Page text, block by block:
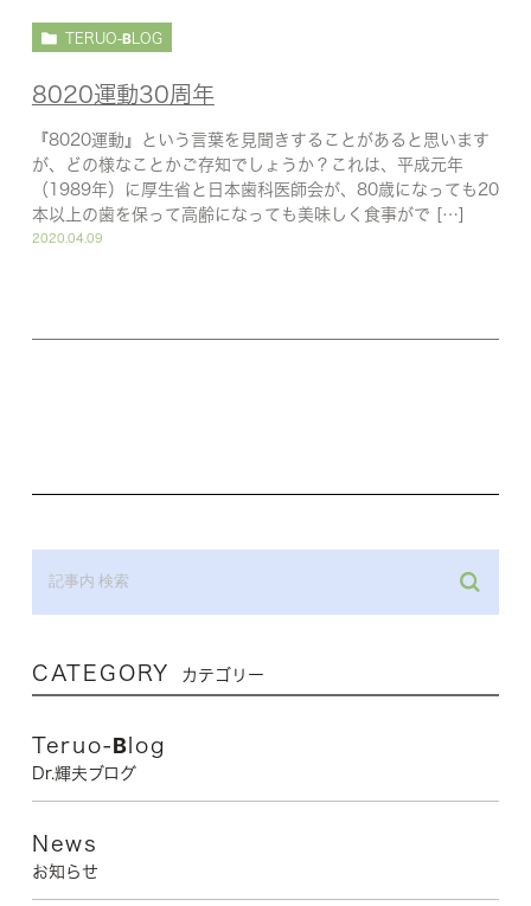
TERUO-BLOG
8020運動30周年
『8020運動』という言葉を見聞きすることがあると思います
が、どの様なことかご存知でしょうか？これは、平成元年
（1989年）に厚生省と日本歯科医師会が、80歳になっても20
本以上の歯を保って高齢になっても美味しく食事がで […]
2020.04.09
CATEGORY カテゴリー
Teruo-Blog
Dr.輝夫ブログ
News
お知らせ